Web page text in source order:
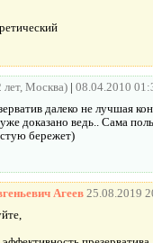
Москва) | 08.04.2010
далеко не лучшая
доказано ведь.. Сама
бережет)
Агеев 25.08.2019